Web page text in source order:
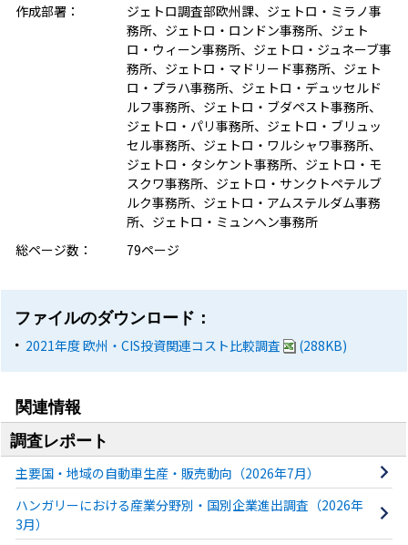
作成部署：
ジェトロ調査部欧州課、ジェトロ・ミラノ事
務所、ジェトロ・ロンドン事務所、ジェト
ロ・ウィーン事務所、ジェトロ・ジュネーブ事
務所、ジェトロ・マドリード事務所、ジェト
ロ・プラハ事務所、ジェトロ・デュッセルド
ルフ事務所、ジェトロ・ブダペスト事務所、
ジェトロ・パリ事務所、ジェトロ・ブリュッ
セル事務所、ジェトロ・ワルシャワ事務所、
ジェトロ・タシケント事務所、ジェトロ・モ
スクワ事務所、ジェトロ・サンクトペテルブ
ルク事務所、ジェトロ・アムステルダム事務
所、ジェトロ・ミュンヘン事務所
総ページ数：
79ページ
ファイルのダウンロード：
2021年度 欧州・CIS投資関連コスト比較調査
(288KB)
関連情報
調査レポート
主要国・地域の自動車生産・販売動向（2026年7月）
ハンガリーにおける産業分野別・国別企業進出調査（2026年
3月）